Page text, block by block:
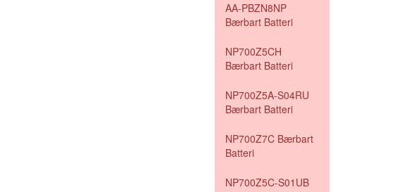
AA-PBZN8NP
Bærbart Batteri
NP700Z5CH
Bærbart Batteri
NP700Z5A-S04RU
Bærbart Batteri
NP700Z7C Bærbart
Batteri
NP700Z5C-S01UB